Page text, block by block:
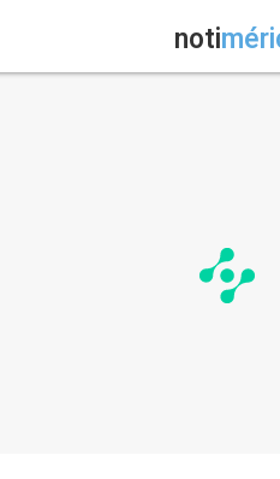
noti